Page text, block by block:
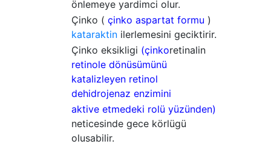
önlemeye yardimci olur.
Çinko ( çinko aspartat formu )
kataraktin ilerlemesini geciktirir.
Çinko eksikligi (çinkoretinalin
retinole dönüsümünü
katalizleyen retinol
dehidrojenaz enzimini
aktive etmedeki rolü yüzünden)
neticesinde gece körlügü
olusabilir.